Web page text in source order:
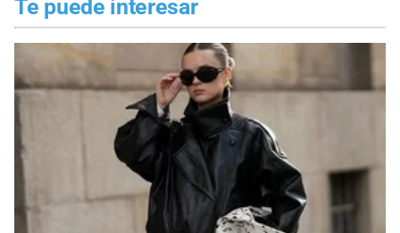
Te puede interesar